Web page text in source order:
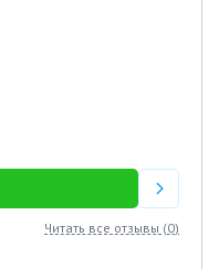
Читать все отзывы (0)